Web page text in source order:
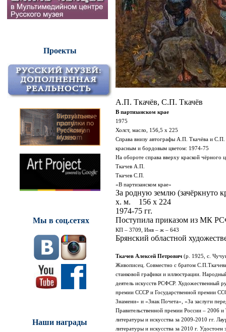
Проекты
Мы в соц.сетях
Наши награды
А.П. Ткачёв, С.П. Ткачёв
В партизанском крае
1975
Холст, масло, 156,5 х 225
Справа внизу автографы А.П. Ткачёва и С.П.
красным и бордовым цветом: 1974-75
На обороте справа вверху краской чёрного
Ткачев А.П.
Ткачев С.П.
«В партизанском крае»
За родную землю (зачёркнуто
х. м. 156 х 224
1974-75 гг.
Поступила приказом из МК
КП – 3709, Инв – ж – 643
Брянский областной
Ткачев Алексей Петрович (р. 1925, с.
Живописец. Совместно с братом
станковой графики и иллюстрации.
деятель искусств РСФСР. Художественный
премии СССР и Государственной премии
Знамени» и «Знак Почета», «За заслуги
Правительственной премии России – 2006
литературы и искусства за 2009-2010 гг.
литературы и искусства за 2010 г.